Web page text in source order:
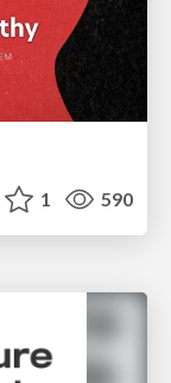
1 590